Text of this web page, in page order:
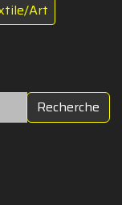
Art
Recherche